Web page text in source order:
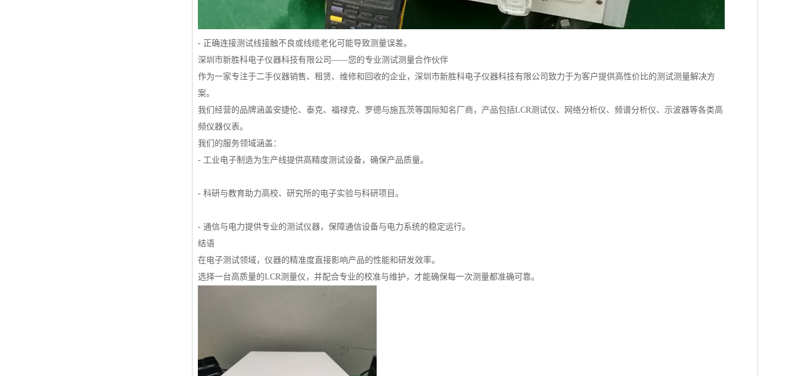
- 正确连接测试线接触不良或线缆老化可能导致测量误差。
深圳市新胜科电子仪器科技有限公司——您的专业测试测量合作伙伴
作为一家专注于二手仪器销售、租赁、维修和回收的企业，深圳市新胜科电子仪器科技有限公司致力于为客户提供高性价比的测试测量解决方
案。
我们经营的品牌涵盖安捷伦、泰克、福禄克、罗德与施瓦茨等国际知名厂商，产品包括LCR测试仪、网络分析仪、频谱分析仪、示波器等各类高
频仪器仪表。
我们的服务领域涵盖：
- 工业电子制造为生产线提供高精度测试设备，确保产品质量。
- 科研与教育助力高校、研究所的电子实验与科研项目。
- 通信与电力提供专业的测试仪器，保障通信设备与电力系统的稳定运行。
结语
在电子测试领域，仪器的精准度直接影响产品的性能和研发效率。
选择一台高质量的LCR测量仪，并配合专业的校准与维护，才能确保每一次测量都准确可靠。